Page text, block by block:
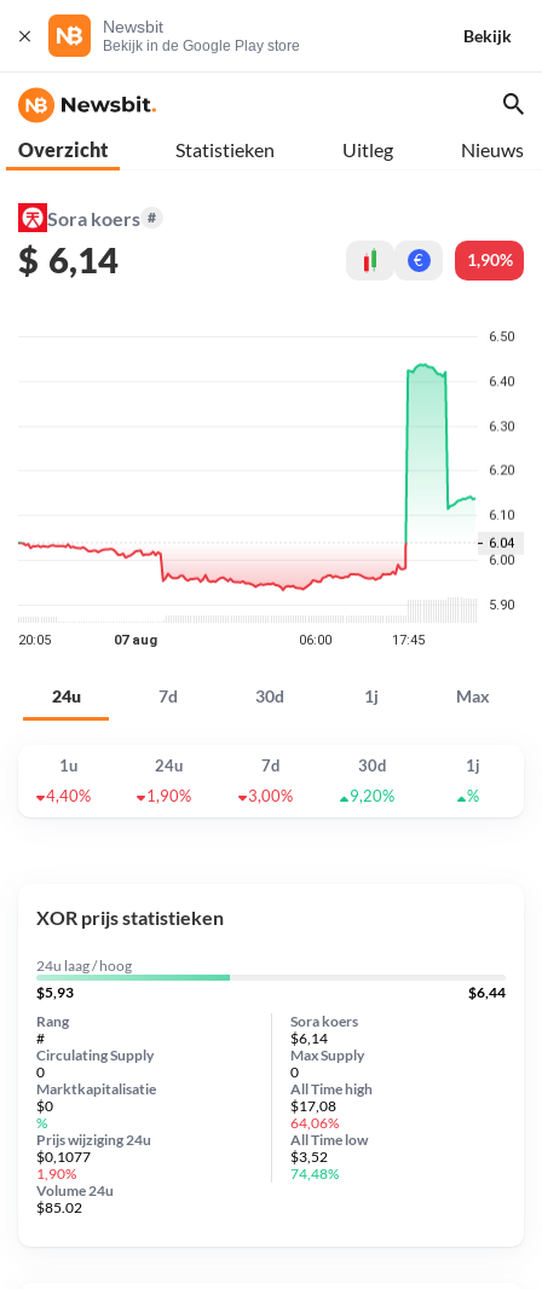
Newsbit
Bekijk in de Google Play store
Bekijk
Overzicht Statistieken Uitleg Nieuws
Sora koers #
$ 6,14 € 1,90%
24u 7d 30d 1j Max
1u 24u 7d 30d
1j
4,40%
1,90% 3,00% 9,20% %
XOR prijs statistieken
24u laag / hoog
$5,93
$6,44
Sora koers
$6,14
Circulating Supply
0
Prijs wijziging 24u
$0,1077
1,90%
Max Supply
0
Marktkapitalisatie
$0
%
Volume 24u
$85.02
Rang
#
All Timehigh
$17,08
64,06%
All Time low
$3,52
74,48%